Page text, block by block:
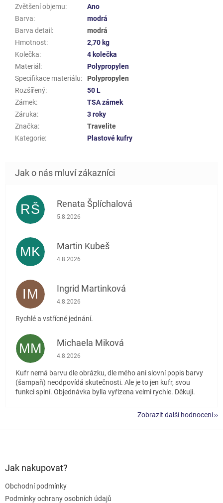
Zvětšení objemu:
Ano
Barva:
modrá
Barva detail:
modrá
Hmotnost:
2,70 kg
Kolečka:
4 kolečka
Materiál:
Polypropylen
Specifikace materiálu:
Polypropylen
Rozšířený:
50 L
Zámek:
TSA zámek
Záruka:
3 roky
Značka:
Travelite
Kategorie: Plastové kufry
RŠ Renata Šplíchalová
Hodnocení obchodu je 5 z 5 hvězdiček.
5.8.2026
MK Martin Kubeš
Hodnocení obchodu je 5 z 5 hvězdiček.
4.8.2026
IM Ingrid Martinková
Hodnocení obchodu je 5 z 5 hvězdiček.
4.8.2026
Rychlé a vstřícné jednání.
MM Michaela Miková
Hodnocení obchodu je 5 z 5 hvězdiček.
4.8.2026
Kufr nemá barvu dle obrázku, dle mého ani slovní popis barvy
(šampaň) neodpovídá skutečnosti. Ale je to jen kufr, svou
funkci splní. Objednávka bylla vyřizena velmi rychle. Děkuji.
Zobrazit další hodnocení
Jak nakupovat?
Obchodní podmínky
Podmínky ochrany osobních údajů